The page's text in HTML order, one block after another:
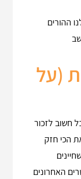
ההורים
(על
חשוב לזכור
הכי חזק
את כל מה שנשאר ב10 מטרים האחרונים